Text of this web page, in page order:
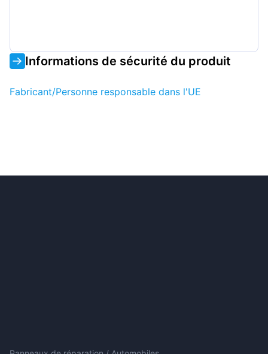
Informations de sécurité du produit
Fabricant/Personne responsable dans l'UE